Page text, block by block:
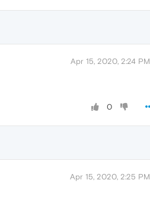
Apr 15, 2020, 2:24 PM
0
Apr 15, 2020, 2:25 PM